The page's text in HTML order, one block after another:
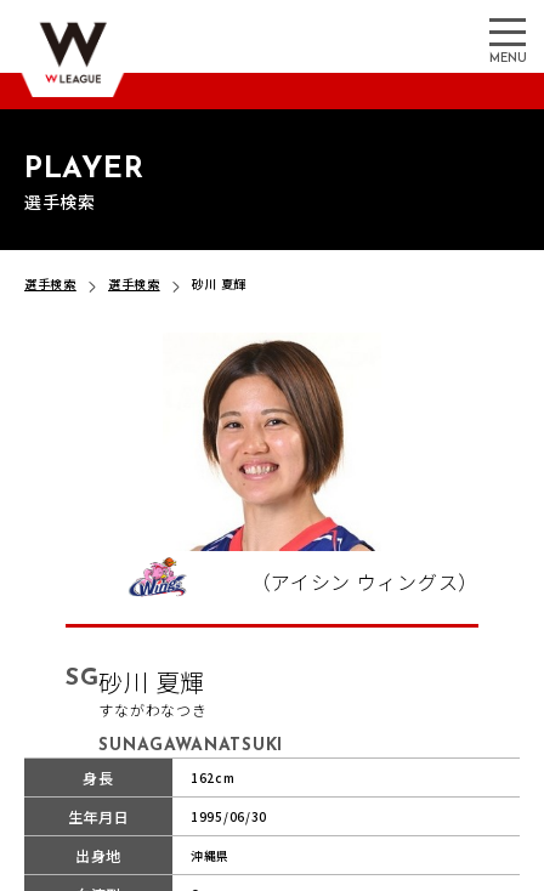
MENU
PLAYER
選手検索
選手検索 選手検索 砂川 夏輝
（アイシン ウィングス）
SG砂川 夏輝
すながわなつき
SUNAGAWANATSUKI
身長 162cm
生年月日 1995/06/30
出身地 沖縄県